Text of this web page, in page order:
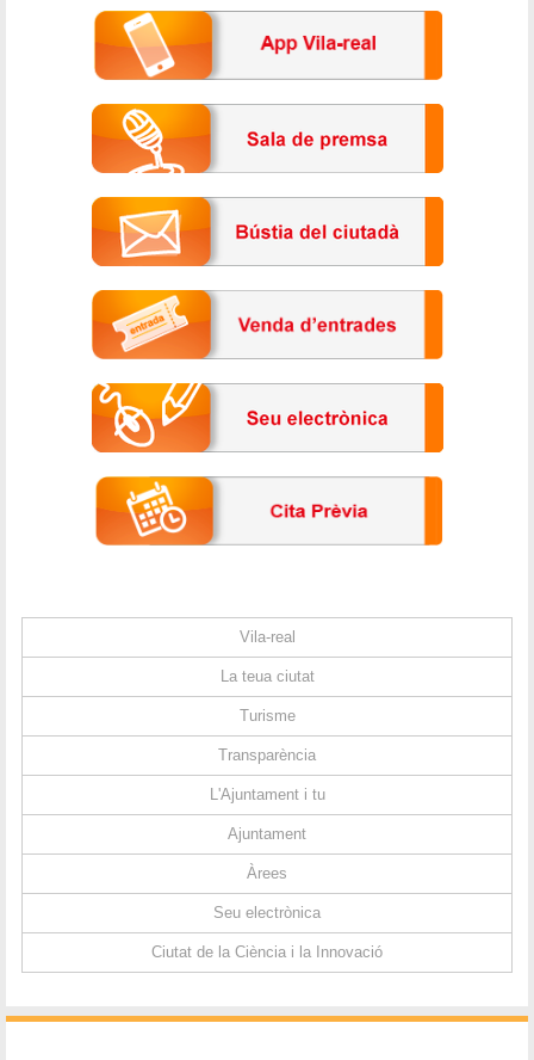
Vila-real
La teua ciutat
Turisme
Transparència
L'Ajuntament i tu
Ajuntament
Àrees
Seu electrònica
Ciutat de la Ciència i la Innovació